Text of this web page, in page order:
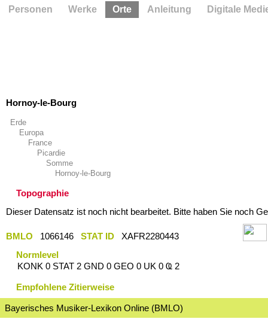
Hornoy-le-Bourg
Erde
Europa
France
Picardie
Somme
Hornoy-le-Bourg
Topographie
Dieser Datensatz ist noch nicht bearbeitet. Bitte haben Sie noch
BMLO 1066146 STAT ID
XAFR2280443
Normlevel
KONK 0 STAT 2 GND 0 GEO 0 UK 0 Ҩ 2
Empfohlene Zitierweise
Bayerisches Musiker-Lexikon Online (BMLO)
Personen Werke Orte Anleitung Digitale